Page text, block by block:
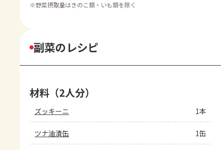
※野菜摂取量はきのこ類・いも類を除く
副菜のレシピ
材料（2人分）
ズッキーニ 1本
ツナ油漬缶 1缶